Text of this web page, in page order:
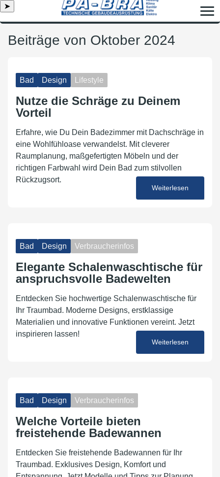
➤
Beiträge von Oktober 2024
Bad Design Lifestyle
Nutze die Schräge zu Deinem
Vorteil
Erfahre, wie Du Dein Badezimmer mit Dachschräge in
eine Wohlfühloase verwandelst. Mit cleverer
Raumplanung, maßgefertigten Möbeln und der
richtigen Farbwahl wird Dein Bad zum stilvollen
Rückzugsort.
Weiterlesen
Bad Design Verbraucherinfos
Elegante Schalenwaschtische für
anspruchsvolle Badewelten
Entdecken Sie hochwertige Schalenwaschtische für
Ihr Traumbad. Moderne Designs, erstklassige
Materialien und innovative Funktionen vereint. Jetzt
inspirieren lassen!
Weiterlesen
Bad Design Verbraucherinfos
Welche Vorteile bieten
freistehende Badewannen
Entdecken Sie freistehende Badewannen für Ihr
Traumbad. Exklusives Design, Komfort und